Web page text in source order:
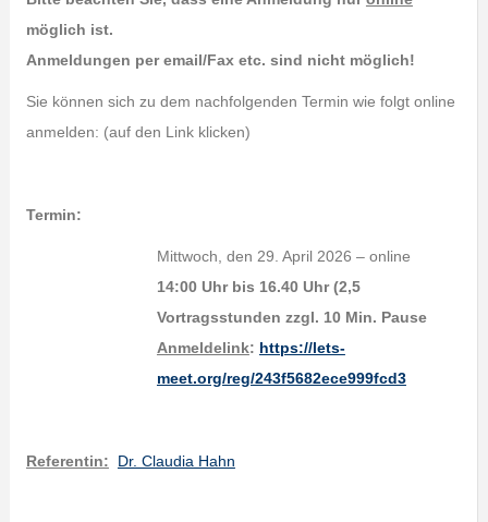
möglich ist.
Anmeldungen per email/Fax etc. sind nicht möglich!
Sie können sich zu dem nachfolgenden Termin wie folgt online
anmelden: (auf den Link klicken)
Termin:
Mittwoch, den 29. April 2026 – online
14:00 Uhr bis 16.40 Uhr (2,5
Vortragsstunden zzgl. 10 Min. Pause
Anmeldelink: https://lets-
meet.org/reg/243f5682ece999fcd3
Referentin: Dr. Claudia Hahn